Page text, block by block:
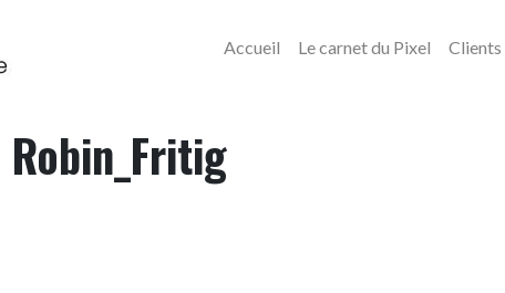
Accueil Le carnet du Pixel Clients
Robin_Fritig